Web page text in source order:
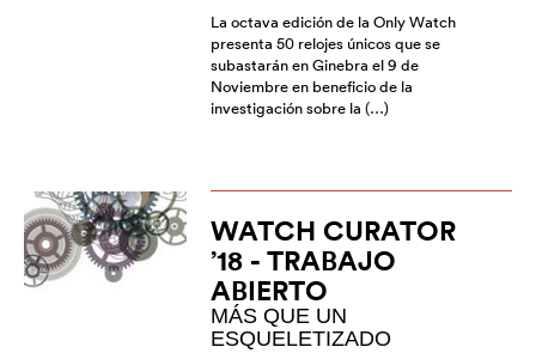
La octava edición de la Only Watch
presenta 50 relojes únicos que se
subastarán en Ginebra el 9 de
Noviembre en beneficio de la
investigación sobre la (…)
WATCH CURATOR
’18 - TRABAJO
ABIERTO
MÁS QUE UN
ESQUELETIZADO